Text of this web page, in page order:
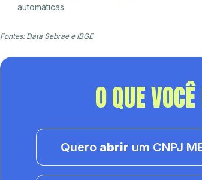
automáticas
Fontes: Data Sebrae e IBGE
O QUE
Quero abrir um CNPJ